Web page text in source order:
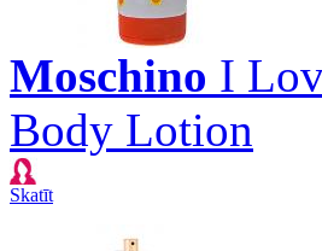
Moschino I
Body Lotion
Skatīt